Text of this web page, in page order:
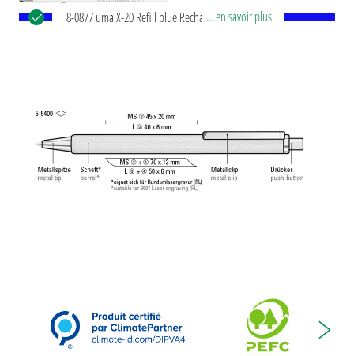
8-0877 uma X-20 Refill blue Recharge européenne
norme ISO 12757-2, indélébile.
... en savoir plus